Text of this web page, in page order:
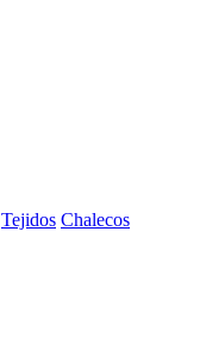
Tejidos Chalecos